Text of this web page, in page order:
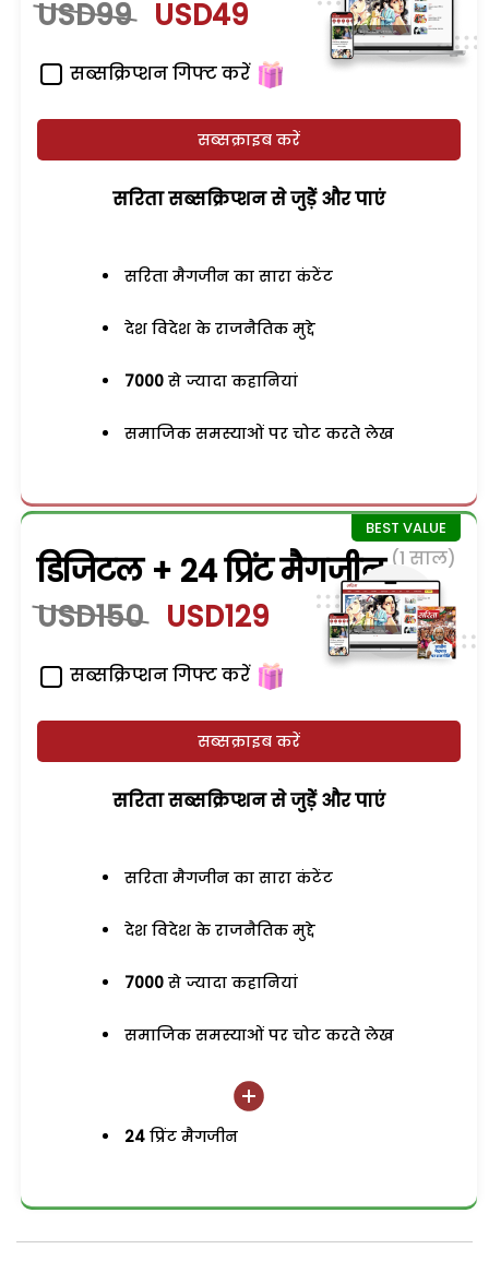
USD99 USD49
सब्सक्रिप्शन गिफ्ट करें
सब्सक्राइब करें
सरिता सब्सक्रिप्शन से जुड़ेें और पाएं
सरिता मैगजीन का सारा कंटेंट
देश विदेश के राजनैतिक मुद्दे
7000 से ज्यादा कहानियां
समाजिक समस्याओं पर चोट करते लेख
डिजिटल + 24 प्रिंट मैगजीन (1 साल)
USD150 USD129
सब्सक्रिप्शन गिफ्ट करें
सब्सक्राइब करें
सरिता सब्सक्रिप्शन से जुड़ेें और पाएं
सरिता मैगजीन का सारा कंटेंट
देश विदेश के राजनैतिक मुद्दे
7000 से ज्यादा कहानियां
समाजिक समस्याओं पर चोट करते लेख
24 प्रिंट मैगजीन